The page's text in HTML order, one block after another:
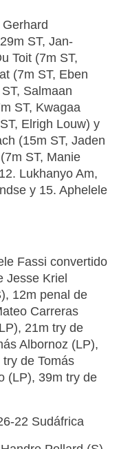
ST, Jan-
Toit (7m ST,
(7m ST, Eben
Salmaan
ST, Kwagaa
Elrigh Louw) y
(15m ST, Jaden
ST, Manie
Lukhanyo Am,
y 15. Aphelele
Fassi convertido
Jesse Kriel
12m penal de
Carreras
21m try de
Albornoz (LP),
de Tomás
(LP), 39m try de
22 Sudáfrica